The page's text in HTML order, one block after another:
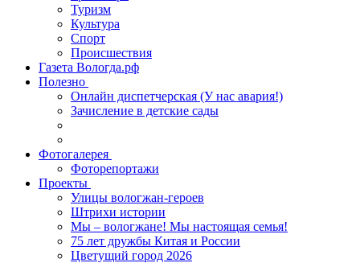
Туризм
Культура
Спорт
Происшествия
Газета Вологда.рф
Полезно
Онлайн диспетчерская (У нас авария!)
Зачисление в детские сады
Фотогалерея
Фоторепортажи
Проекты
Улицы вологжан-героев
Штрихи истории
Мы – вологжане! Мы настоящая семья!
75 лет дружбы Китая и России
Цветущий город 2026